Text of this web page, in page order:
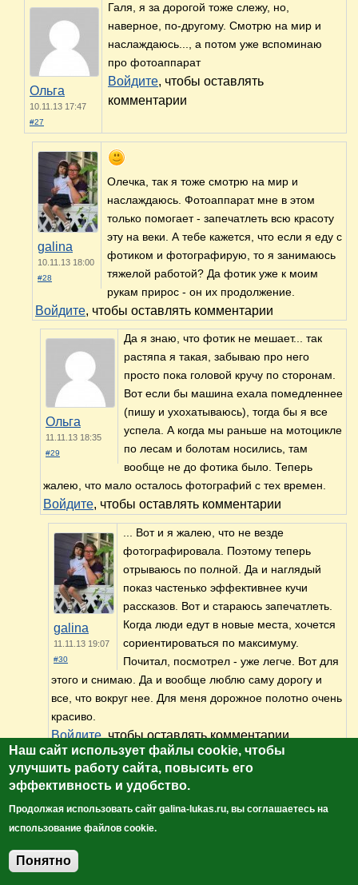
Ольга
10.11.13 17:47
#27
Галя, я за дорогой тоже слежу, но,
наверное, по-другому. Смотрю на мир и
наслаждаюсь..., а потом уже вспоминаю
про фотоаппарат
Войдите, чтобы оставлять
комментарии
galina
10.11.13 18:00
#28
Олечка, так я тоже смотрю на мир и
наслаждаюсь. Фотоаппарат мне в этом
только помогает - запечатлеть всю красоту
эту на веки. А тебе кажется, что если я еду с
фотиком и фотографирую, то я занимаюсь
тяжелой работой? Да фотик уже к моим
рукам прирос - он их продолжение.
Войдите, чтобы оставлять комментарии
Ольга
11.11.13 18:35
#29
Да я знаю, что фотик не мешает... так
растяпа я такая, забываю про него
просто пока головой кручу по сторонам.
Вот если бы машина ехала помедленнее
(пишу и ухохатываюсь), тогда бы я все
успела. А когда мы раньше на мотоцикле
по лесам и болотам носились, там
вообще не до фотика было. Теперь
жалею, что мало осталось фотографий с тех времен.
Войдите, чтобы оставлять комментарии
galina
11.11.13 19:07
#30
... Вот и я жалею, что не везде
фотографировала. Поэтому теперь
отрываюсь по полной. Да и наглядый
показ частенько эффективнее кучи
рассказов. Вот и стараюсь запечатлеть.
Когда люди едут в новые места, хочется
сориентироваться по максимуму.
Почитал, посмотрел - уже легче. Вот для
этого и снимаю. Да и вообще люблю саму дорогу и
все, что вокруг нее. Для меня дорожное полотно очень
красиво.
Войдите, чтобы оставлять комментарии
Юрий
13.08.14 13:52
Дорога понравилась, даже не заметил, как
оказался в Тульской области. Выезжал в 17 -
Наш сайт использует файлы cookie, чтобы
улучшить работу сайта, повысить его
эффективность и удобство.
Продолжая использовать сайт galina-lukas.ru, вы соглашаетесь на
использование файлов cookie.
Понятно